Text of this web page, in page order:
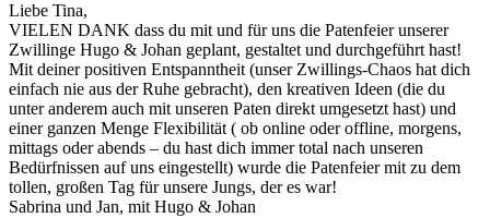
Liebe Tina,
VIELEN DANK dass du mit und für uns die Patenfeier unserer
Zwillinge Hugo & Johan geplant, gestaltet und durchgeführt hast!
Mit deiner positiven Entspanntheit (unser Zwillings-Chaos hat dich
einfach nie aus der Ruhe gebracht), den kreativen Ideen (die du
unter anderem auch mit unseren Paten direkt umgesetzt hast) und
einer ganzen Menge Flexibilität ( ob online oder offline, morgens,
mittags oder abends – du hast dich immer total nach unseren
Bedürfnissen auf uns eingestellt) wurde die Patenfeier mit zu dem
tollen, großen Tag für unsere Jungs, der es war!
Sabrina und Jan, mit Hugo & Johan